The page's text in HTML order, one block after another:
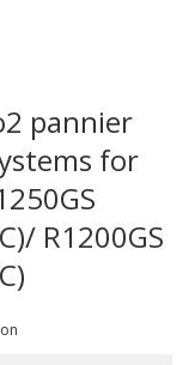
pannier
for
R1200GS